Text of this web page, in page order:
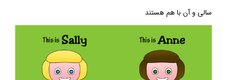
سالی و آن با هم هستند